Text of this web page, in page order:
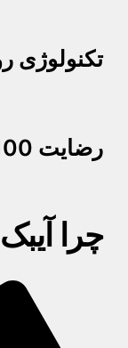
تکنولوژی
رضایت 100 درصدی مشتریان
چرا